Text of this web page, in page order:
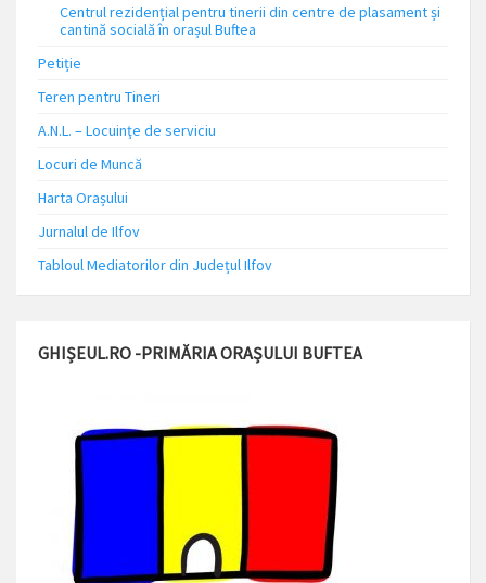
Centrul rezidențial pentru tinerii din centre de plasament și
cantină socială în orașul Buftea
Petiție
Teren pentru Tineri
A.N.L. – Locuinţe de serviciu
Locuri de Muncă
Harta Orașului
Jurnalul de Ilfov
Tabloul Mediatorilor din Județul Ilfov
GHIȘEUL.RO -PRIMĂRIA ORAȘULUI BUFTEA